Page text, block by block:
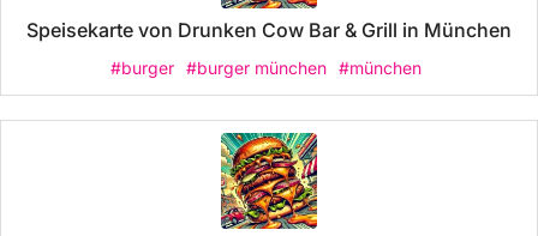
Speisekarte von Drunken Cow Bar & Grill in München
#burger #burger münchen #münchen